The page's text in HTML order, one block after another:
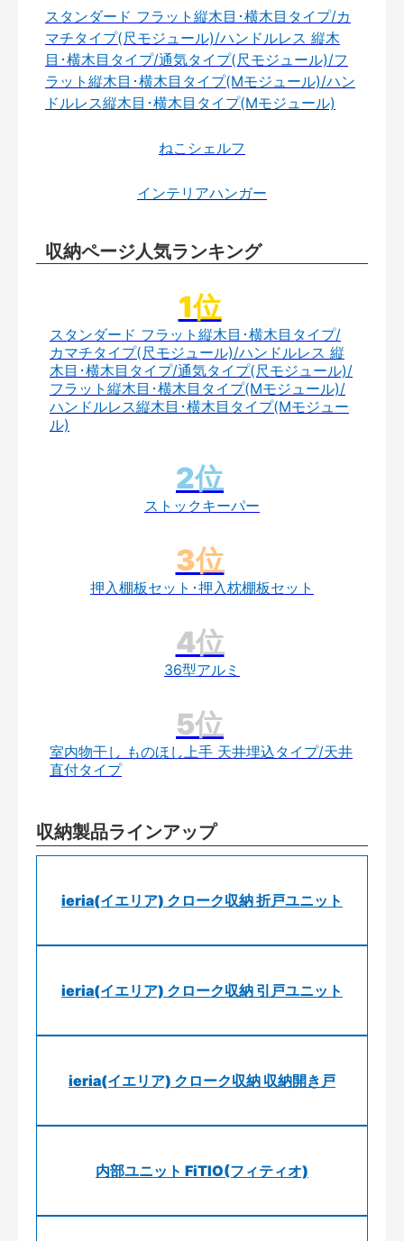
スタンダード フラット縦木目･横木目タイプ/カ
マチタイプ(尺モジュール)/ハンドルレス 縦木
目･横木目タイプ/通気タイプ(尺モジュール)/フ
ラット縦木目･横木目タイプ(Mモジュール)/ハン
ドルレス縦木目･横木目タイプ(Mモジュール)
ねこシェルフ
インテリアハンガー
収納ページ人気ランキング
スタンダード フラット縦木目･横木目タイプ/
カマチタイプ(尺モジュール)/ハンドルレス 縦
木目･横木目タイプ/通気タイプ(尺モジュール)/
フラット縦木目･横木目タイプ(Mモジュール)/
ハンドルレス縦木目･横木目タイプ(Mモジュー
ル)
ストックキーパー
押入棚板セット･押入枕棚板セット
36型アルミ
室内物干し ものほし上手 天井埋込タイプ/天井
直付タイプ
収納製品ラインアップ
ieria(イエリア) クローク収納 折戸ユニット
ieria(イエリア) クローク収納 引戸ユニット
ieria(イエリア) クローク収納 収納開き戸
内部ユニット FiTIO(フィティオ)